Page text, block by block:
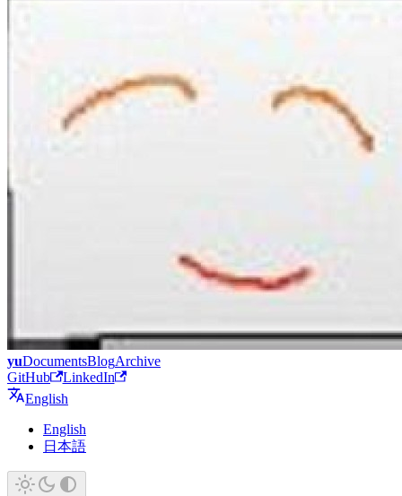
yuDocumentsBlogArchive
GitHub
LinkedIn
English
English
日本語